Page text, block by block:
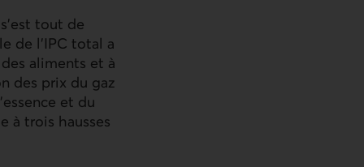
tout de
de l’IPC total a
aliments et à
des prix du gaz
et du
à trois hausses